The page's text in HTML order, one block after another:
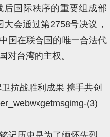
后国际秩序的重要组成部
会通过第2758号决议，
国在联合国的唯一合法代
对台湾的主权。
记历史是为了缅怀先烈，